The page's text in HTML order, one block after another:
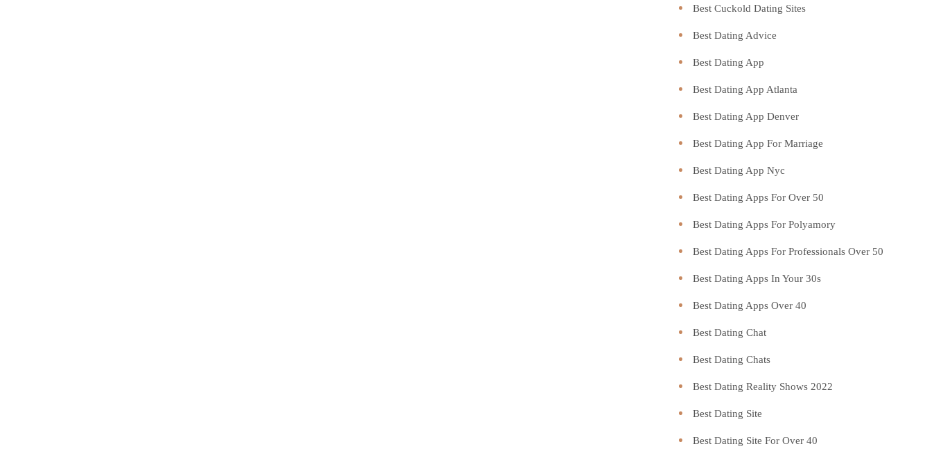
Best Cuckold Dating Sites
Best Dating Advice
Best Dating App
Best Dating App Atlanta
Best Dating App Denver
Best Dating App For Marriage
Best Dating App Nyc
Best Dating Apps For Over 50
Best Dating Apps For Polyamory
Best Dating Apps For Professionals Over 50
Best Dating Apps In Your 30s
Best Dating Apps Over 40
Best Dating Chat
Best Dating Chats
Best Dating Reality Shows 2022
Best Dating Site
Best Dating Site For Over 40